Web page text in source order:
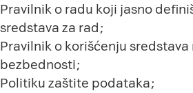
Pravilnik o radu koji jasno
sredstava za rad;
Pravilnik o korišćenju sredstava
bezbednosti;
Politiku zaštite podataka;